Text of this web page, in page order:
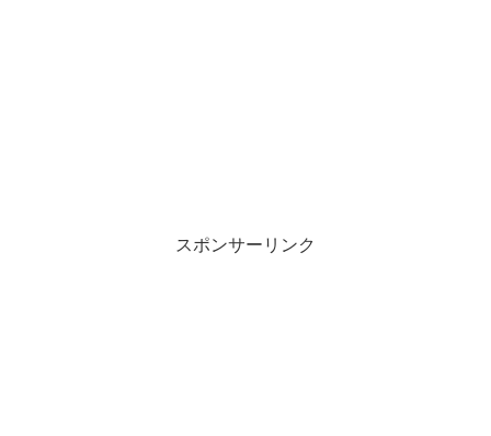
スポンサーリンク